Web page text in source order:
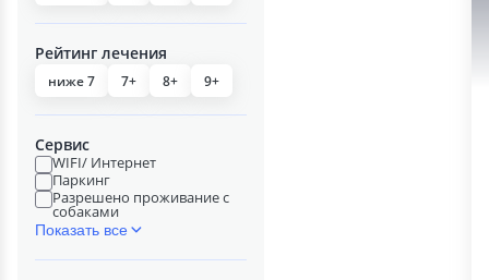
Рейтинг лечения
ниже 7 7+ 8+ 9+
Сервис
WIFI/ Интернет
Паркинг
Разрешено проживание с
собаками
Показать все